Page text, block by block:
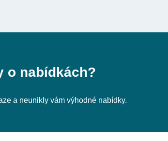
o nabídkách?
a neunikly vám výhodné nabídky.